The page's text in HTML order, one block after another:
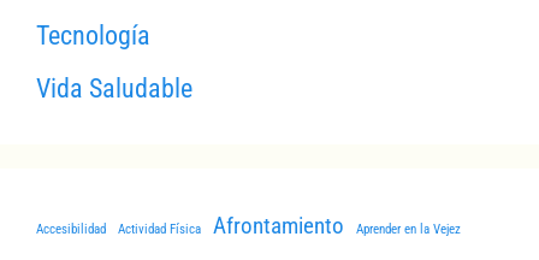
Tecnología
Vida Saludable
Accesibilidad Actividad Física Afrontamiento Aprender en la Vejez